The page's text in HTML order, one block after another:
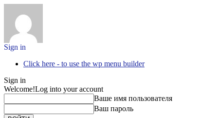
Sign in
Click here - to use the wp menu builder
Sign in
Welcome!Log into your account
Ваше имя пользователя
Ваш пароль